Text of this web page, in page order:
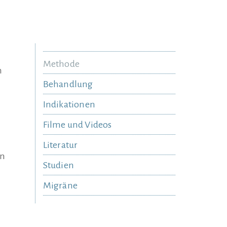
Methode
Behandlung
Indikationen
Filme und Videos
Literatur
Studien
Migräne